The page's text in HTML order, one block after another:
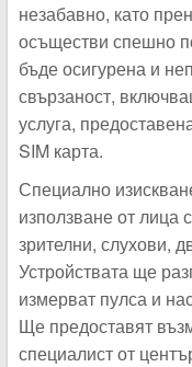
незабавно, като
осъществи спешно
бъде осигурена и
свързаност,
услуга,
SIM карта.
Специално
използване от лица
зрителни, слухови,
Устройствата ще
измерват пулса и
Ще предоставят
специалист от